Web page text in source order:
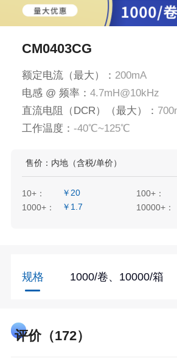
CM0403CG
额定电流（最大）： 200mA
电感 @ 频率： 4.7mH@10kHz
直流电阻（DCR）（最大）：
工作温度： -40℃~125℃
售价：内地（含税/单价）
10+： ￥20 100+：
1000+：
￥1.7 10000+：
规格 1000/卷、10000/箱
评价（172）